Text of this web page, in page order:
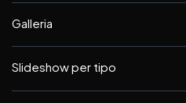
Galleria
Slideshow per tipo